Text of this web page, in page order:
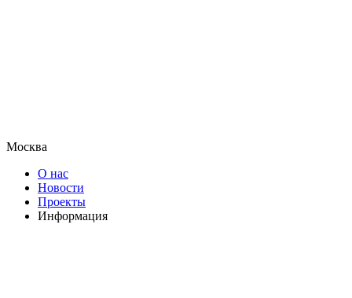
Москва
О нас
Новости
Проекты
Информация